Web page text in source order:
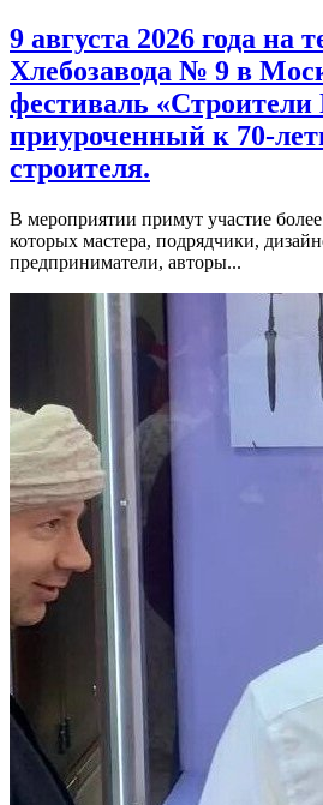
9 августа 2026 года на
Хлебозавода № 9 в
фестиваль «Строители
приуроченный к 70-
строителя.
В мероприятии примут участие
которых мастера, подрядчики,
предприниматели, авторы...